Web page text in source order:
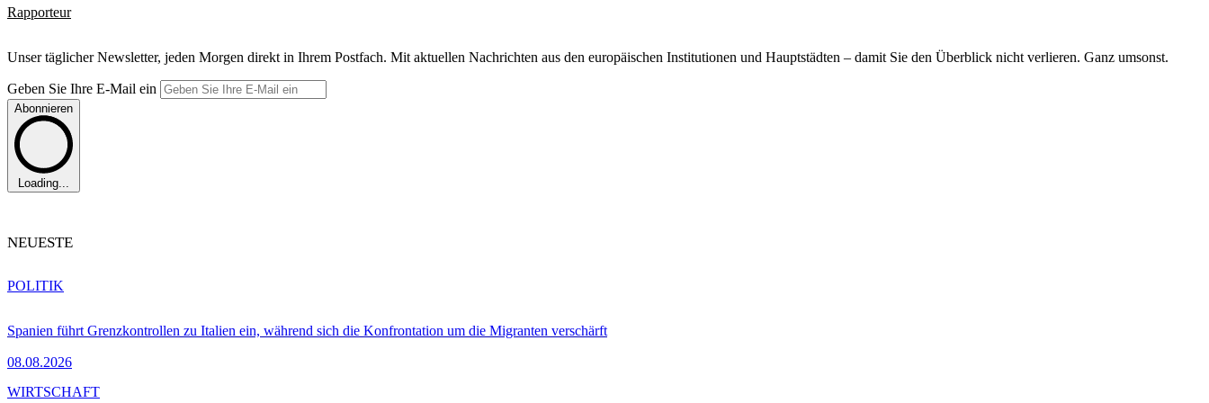
Rapporteur
Unser täglicher Newsletter, jeden Morgen direkt in Ihrem Postfach. Mit aktuellen Nachrichten aus den europäischen Institutionen und Hauptstädten – damit Sie den Überblick nicht verlieren. Ganz umsonst.
Geben Sie Ihre E-Mail ein
Abonnieren
Loading...
NEUESTE
Spanien führt Grenzkontrollen zu Italien ein, während sich die Konfrontation um die Migranten verschärft
08.08.2026
POLITIK
WIRTSCHAFT